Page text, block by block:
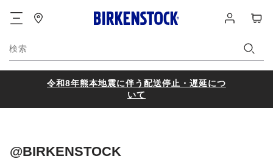
グ
ー
検索
令和8年熊本地震に伴う配送停止・遅延につ
いて
@BIRKENSTOCK